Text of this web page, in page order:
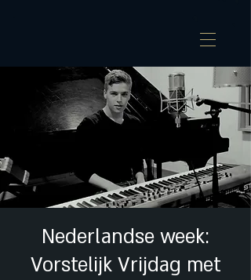
Nederlandse week:
Vorstelijk Vrijdag met